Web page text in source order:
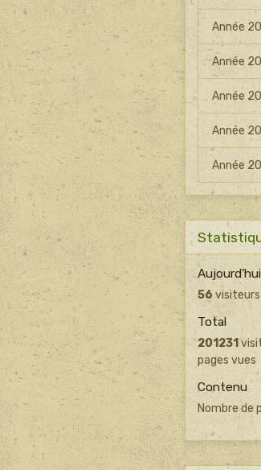
Année
Année
Année
Année
Année
Aujourd'hui
56
Total
201231
pages vues
Contenu
Nombre de